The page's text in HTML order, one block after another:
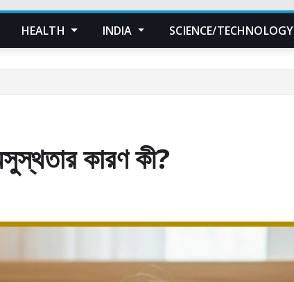
HEALTH INDIA SCIENCE/TECHNOLOGY
কারণ কী?